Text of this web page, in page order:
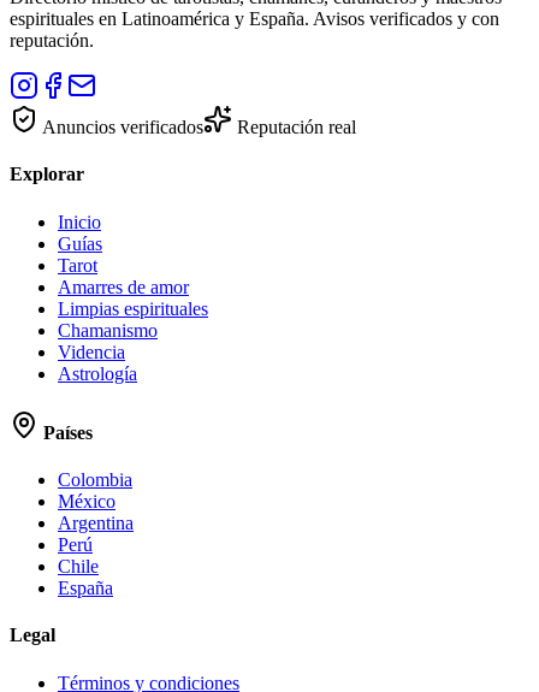
espirituales en Latinoamérica y España. Avisos verificados y con
reputación.
Anuncios verificados Reputación real
Explorar
Inicio
Guías
Tarot
Amarres de amor
Limpias espirituales
Chamanismo
Videncia
Astrología
Países
Colombia
México
Argentina
Perú
Chile
España
Legal
Términos y condiciones